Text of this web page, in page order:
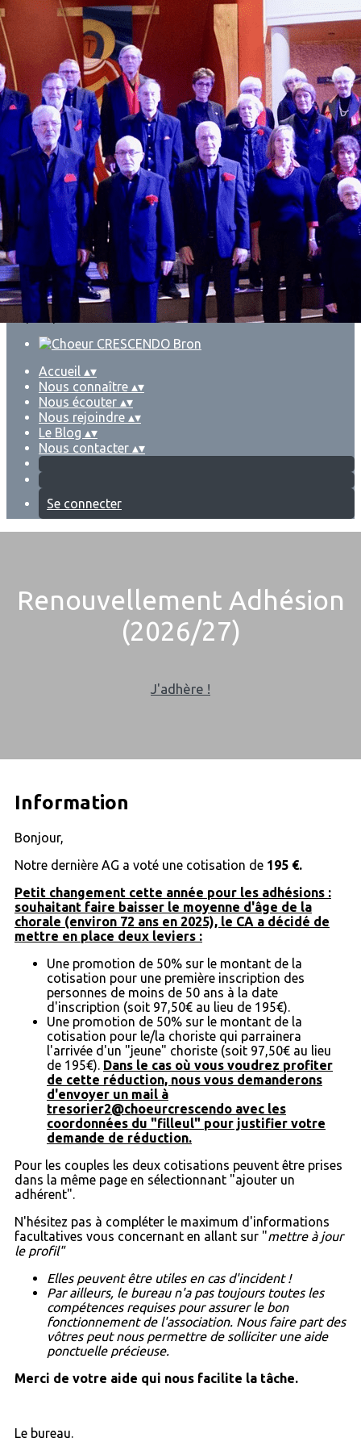
Exporter les lignes sélectionnées
Exporter toutes les colonnes
Exporter uniquement les colonnes affichées
Menu
?>
Images de la page d'accueil
Cliquez pour éditer
Ajoutez un logo, un bouton, des réseaux sociaux
Cliquez pour éditer
Accueil ▴▾
Nous connaître ▴▾
Nous écouter ▴▾
Nous rejoindre ▴▾
Le Blog ▴▾
Nous contacter ▴▾
Se connecter
Renouvellement Adhésion
(2026/27)
J'adhère !
Information
Bonjour,
Notre dernière AG a voté une cotisation de 195 €.
Petit changement cette année pour les adhésions :
souhaitant faire baisser le moyenne d'âge de la
chorale (environ 72 ans en 2025), le CA a décidé de
mettre en place deux leviers :
Une promotion de 50% sur le montant de la
cotisation pour une première inscription des
personnes de moins de 50 ans à la date
d'inscription (soit 97,50€ au lieu de 195€).
Une promotion de 50% sur le montant de la
cotisation pour le/la choriste qui parrainera
l'arrivée d'un "jeune" choriste (soit 97,50€ au lieu
de 195€). Dans le cas où vous voudrez profiter
de cette réduction, nous vous demanderons
d'envoyer un mail à
tresorier2@choeurcrescendo avec les
coordonnées du "filleul" pour justifier votre
demande de réduction.
Pour les couples les deux cotisations peuvent être prises
dans la même page en sélectionnant "ajouter un
adhérent".
N'hésitez pas à compléter le maximum d'informations
facultatives vous concernant en allant sur "mettre à jour
le profil"
Elles peuvent être utiles en cas d'incident !
Par ailleurs, le bureau n'a pas toujours toutes les
compétences requises pour assurer le bon
fonctionnement de l'association. Nous faire part des
vôtres peut nous permettre de solliciter une aide
ponctuelle précieuse.
Merci de votre aide qui nous facilite la tâche.
Le bureau.